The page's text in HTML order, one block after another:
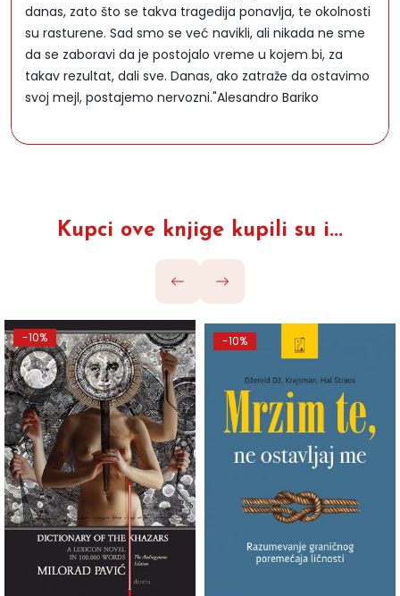
danas, zato što se takva tragedija ponavlja, te okolnosti
su rasturene. Sad smo se već navikli, ali nikada ne sme
da se zaboravi da je postojalo vreme u kojem bi, za
takav rezultat, dali sve. Danas, ako zatraže da ostavimo
svoj mejl, postajemo nervozni."Alesandro Bariko
Kupci ove knjige kupili su i...
-10% -10%